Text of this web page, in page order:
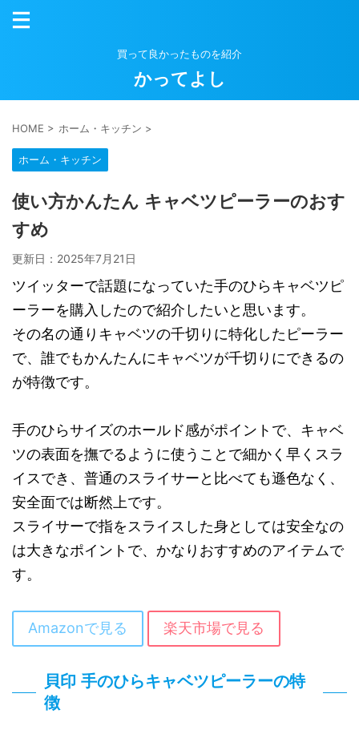
買って良かったものを紹介
かってよし
HOME > ホーム・キッチン >
ホーム・キッチン
使い方かんたん キャベツピーラーのおす
すめ
更新日： 2025年7月21日
ツイッターで話題になっていた手のひらキャベツピ
ーラーを購入したので紹介したいと思います。
その名の通りキャベツの千切りに特化したピーラー
で、誰でもかんたんにキャベツが千切りにできるの
が特徴です。
手のひらサイズのホールド感がポイントで、キャベ
ツの表面を撫でるように使うことで細かく早くスラ
イスでき、普通のスライサーと比べても遜色なく、
安全面では断然上です。
スライサーで指をスライスした身としては安全なの
は大きなポイントで、かなりおすすめのアイテムで
す。
Amazonで見る 楽天市場で見る
貝印 手のひらキャベツピーラーの特
徴